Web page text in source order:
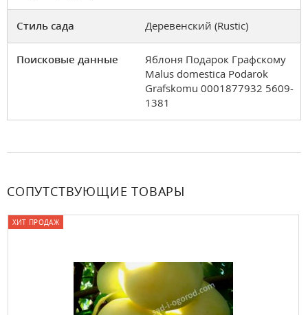
Стиль сада Деревенский (Rustic)
Поисковые данные
Яблоня Подарок Графскому
Malus domestica Podarok
Grafskomu 0001877932 5609-
1381
СОПУТСТВУЮЩИЕ ТОВАРЫ
ХИТ ПРОДАЖ